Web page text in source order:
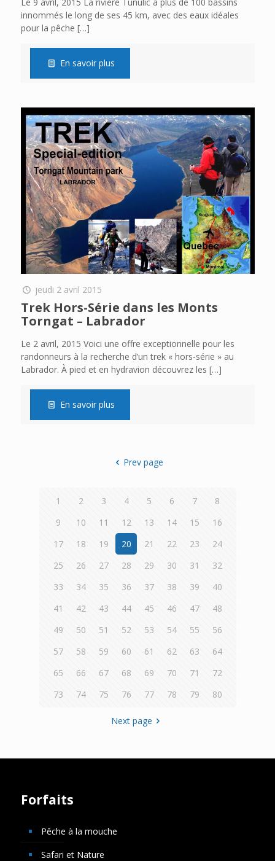
innommés le long de ses 45 km, avec des eaux idéales
pour la pêche […]
En savoir plus
jeudi 2 avril 2015
Trek Hors-Série dans les Monts
Torngat – Labrador
Le 2 avril, 2015 Voici une offre exceptionnelle pour les
randonneurs à la recherche d’un trek « hors-série » au
Labrador. À pied et en hydravion découvrez les […]
En savoir plus
Prev page
1 2 3 4 5 6 7
8
9
10 11 12 13 14 15
16
17
18 19 20 21 22 23
24
25
26 27 28 29 30 31
32
33
34 35 36 37 38 39
40
41
42 43 44 45 46 47
48
49
50 51 52 53 54 55
56
57
58 59 60 61 62 63
64
65
66 67 68 69 70 71
72
73
74 75 76 77 78 79 80
Next page
Forfaits
Pêche à la mouche
Safari et Nature